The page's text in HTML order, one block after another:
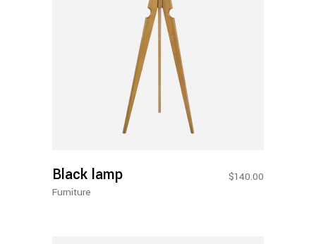
Adicionar Ao Carrinho
Black lamp $140.00
Furniture